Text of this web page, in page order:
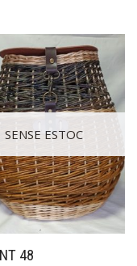
SENSE ESTOC
48